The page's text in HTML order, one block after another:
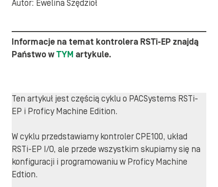
Autor: Ewelina Szędzioł
Informacje na temat kontrolera RSTi-EP znajdą
Państwo wTYM artykule.
Ten artykuł jest częścią cyklu o PACSystems RSTi-
EP i Proficy Machine Edition.
W cyklu przedstawiamy kontroler CPE100, układ
RSTi-EP I/O, ale przede wszystkim skupiamy się na
konfiguracji i programowaniu w Proficy Machine
Edtion.